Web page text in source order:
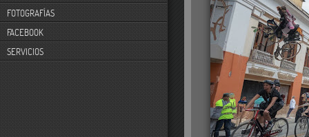
FOTOGRAFÍAS
FACEBOOK
SERVICIOS